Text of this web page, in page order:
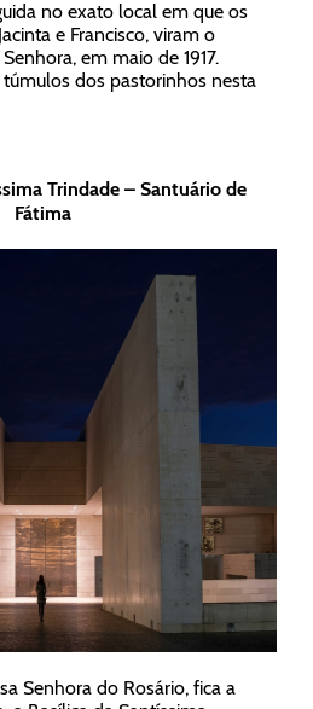
no exato local em que os
e Francisco, viram o
em maio de 1917.
dos pastorinhos nesta
Trindade – Santuário de
Fátima
Senhora do Rosário, fica a